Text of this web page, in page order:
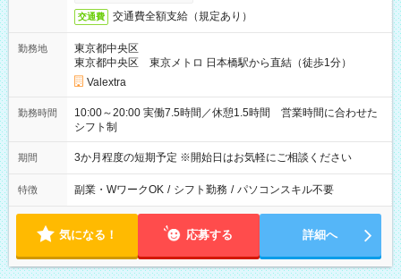
交通費 交通費全額支給（規定あり）
勤務地
東京都中央区
東京都中央区 東京メトロ 日本橋駅から直結（徒歩1分）
Valextra
勤務時間
10:00～20:00 実働7.5時間／休憩1.5時間 営業時間に合わせた
シフト制
期間 3か月程度の短期予定 ※開始日はお気軽にご相談ください
特徴 副業・WワークOK / シフト勤務 / パソコンスキル不要
気になる！ 応募する 詳細へ